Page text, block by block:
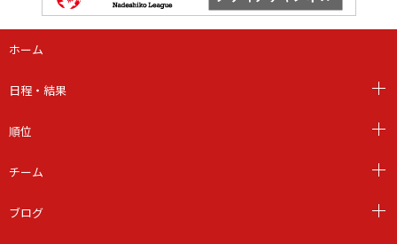
ホーム
日程・結果
順位
チーム
ブログ